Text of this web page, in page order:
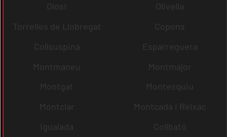
Olost
Olivella
Torrelles de Llobregat
Copons
Collsuspina
Esparreguera
Montmaneu
Montmajor
Montgat
Montesquiu
Montclar
Montcada i Reixac
Igualada
Collbató